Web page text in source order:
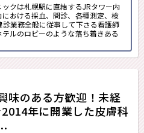
クは札幌駅に直結するJRタワー内
おける採血、問診、各種測定、検
業務全般に従事して下さる看護師
ルのロビーのような落ち着きある
味のある方歓迎！未経
年に開業した皮膚科